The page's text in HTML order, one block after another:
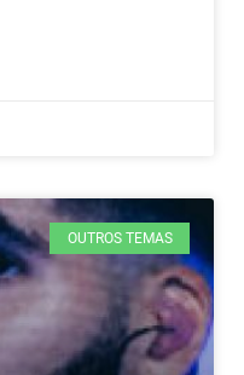
OUTROS TEMAS